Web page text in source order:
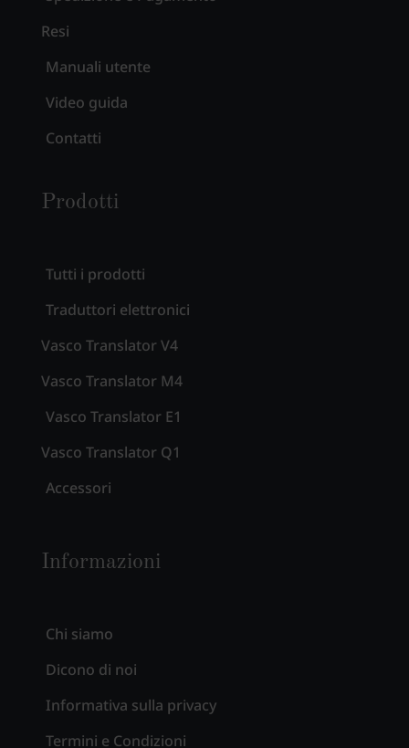
Resi
Manuali utente
Video guida
Contatti
Prodotti
Tutti i prodotti
Traduttori elettronici
Vasco Translator V4
Vasco Translator M4
Vasco Translator E1
Vasco Translator Q1
Accessori
Informazioni
Chi siamo
Dicono di noi
Informativa sulla privacy
Termini e Condizioni